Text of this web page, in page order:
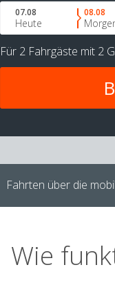
07.08
Heute
08.08
Für 2 Fahrgäste mit 2
Fahrten über die
Wie